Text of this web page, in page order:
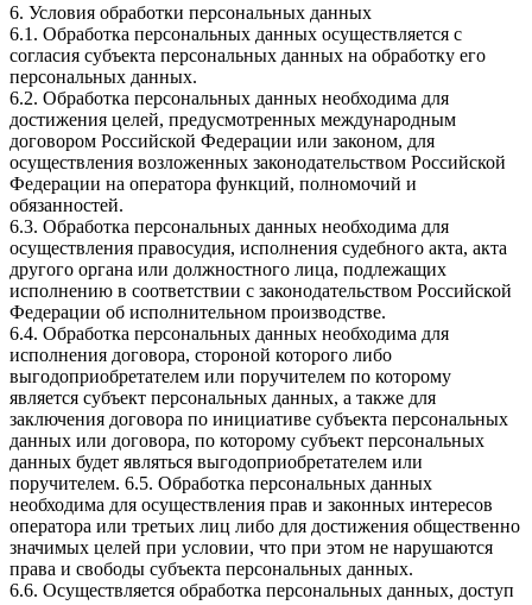
6. Условия обработки персональных данных
6.1. Обработка персональных данных осуществляется с
согласия субъекта персональных данных на обработку его
персональных данных.
6.2. Обработка персональных данных необходима для
достижения целей, предусмотренных международным
договором Российской Федерации или законом, для
осуществления возложенных законодательством Российской
Федерации на оператора функций, полномочий и
обязанностей.
6.3. Обработка персональных данных необходима для
осуществления правосудия, исполнения судебного акта, акта
другого органа или должностного лица, подлежащих
исполнению в соответствии с законодательством Российской
Федерации об исполнительном производстве.
6.4. Обработка персональных данных необходима для
исполнения договора, стороной которого либо
выгодоприобретателем или поручителем по которому
является субъект персональных данных, а также для
заключения договора по инициативе субъекта персональных
данных или договора, по которому субъект персональных
данных будет являться выгодоприобретателем или
поручителем. 6.5. Обработка персональных данных
необходима для осуществления прав и законных интересов
оператора или третьих лиц либо для достижения общественно
значимых целей при условии, что при этом не нарушаются
права и свободы субъекта персональных данных.
6.6. Осуществляется обработка персональных данных, доступ